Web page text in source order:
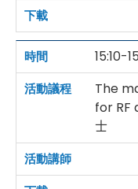
15:10-
The
for RF
士